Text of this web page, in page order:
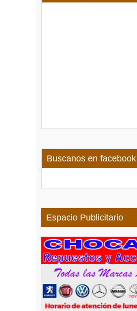
Buscanos en facebook
Espacio Publicitario